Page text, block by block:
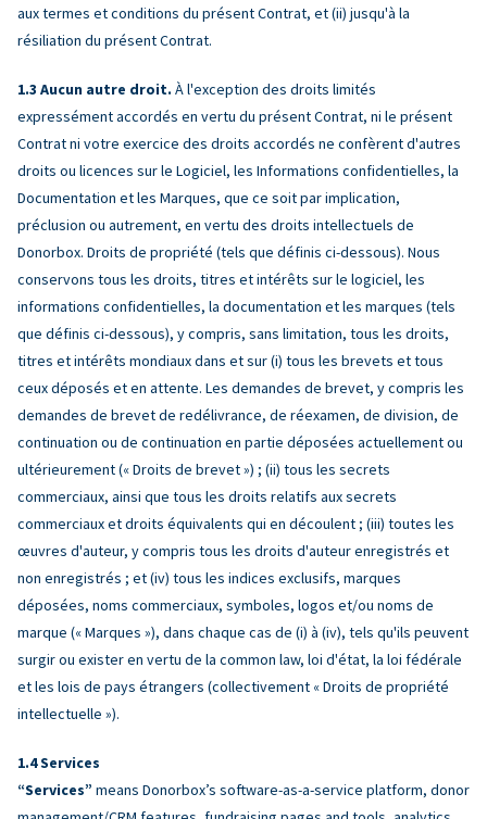
aux termes et conditions du présent Contrat, et (ii) jusqu'à la
résiliation du présent Contrat.
Aucun autre droit. À l'exception des droits limités
expressément accordés en vertu du présent Contrat, ni le présent
Contrat ni votre exercice des droits accordés ne confèrent d'autres
droits ou licences sur le Logiciel, les Informations confidentielles, la
Documentation et les Marques, que ce soit par implication,
préclusion ou autrement, en vertu des droits intellectuels de
Donorbox. Droits de propriété (tels que définis ci-dessous). Nous
conservons tous les droits, titres et intérêts sur le logiciel, les
informations confidentielles, la documentation et les marques (tels
que définis ci-dessous), y compris, sans limitation, tous les droits,
titres et intérêts mondiaux dans et sur (i) tous les brevets et tous
ceux déposés et en attente. Les demandes de brevet, y compris les
demandes de brevet de redélivrance, de réexamen, de division, de
continuation ou de continuation en partie déposées actuellement ou
ultérieurement (« Droits de brevet ») ; (ii) tous les secrets
commerciaux, ainsi que tous les droits relatifs aux secrets
commerciaux et droits équivalents qui en découlent ; (iii) toutes les
œuvres d'auteur, y compris tous les droits d'auteur enregistrés et
non enregistrés ; et (iv) tous les indices exclusifs, marques
déposées, noms commerciaux, symboles, logos et/ou noms de
marque (« Marques »), dans chaque cas de (i) à (iv), tels qu'ils peuvent
surgir ou exister en vertu de la common law, loi d'état, la loi fédérale
et les lois de pays étrangers (collectivement « Droits de propriété
intellectuelle »).
Services
“Services” means Donorbox’s software-as-a-service platform, donor